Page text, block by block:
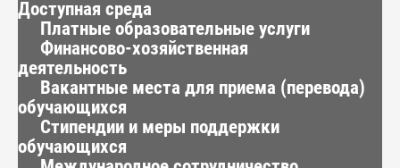
Доступная среда
Платные образовательные услуги
Финансово-хозяйственная
деятельность
Вакантные места для приема (перевода)
обучающихся
Стипендии и меры поддержки
обучающихся